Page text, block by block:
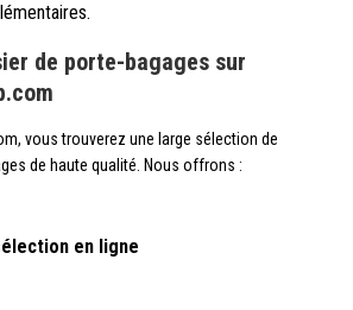
de porte-bagages sur
vous trouverez une large sélection de
de haute qualité. Nous offrons :
en ligne